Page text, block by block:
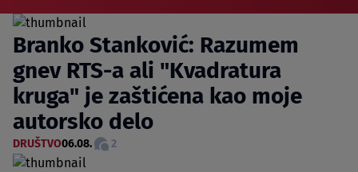
Branko Stanković: Razumem
gnev RTS-a ali "Kvadratura
kruga" je zaštićena kao moje
autorsko delo
DRUŠTVO06.08. 2